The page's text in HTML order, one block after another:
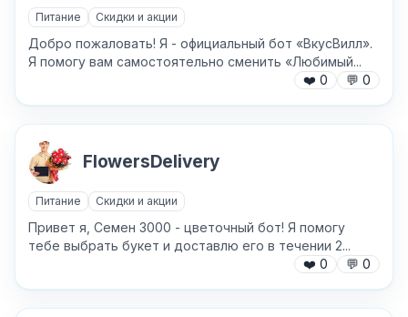
Питание Скидки и акции
Добро пожаловать! Я - официальный бот «ВкусВилл».
Я помогу вам самостоятельно сменить «Любимый...
❤️ 0 💬 0
FlowersDelivery
Питание Скидки и акции
Привет я, Семен 3000 - цветочный бот! Я помогу
тебе выбрать букет и доставлю его в течении 2...
❤️ 0 💬 0